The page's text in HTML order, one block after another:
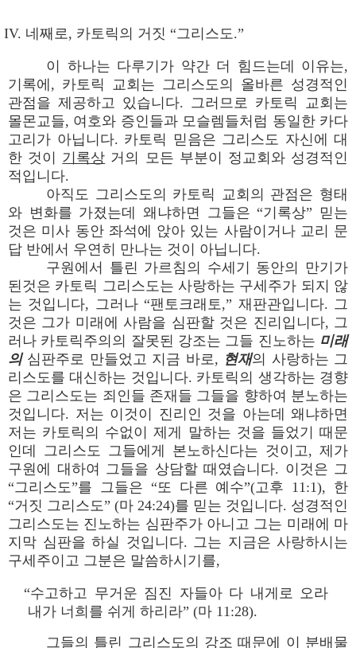
IV. 네째로, 카토릭의 거짓 “그리스도.”
이 하나는 다루기가 약간 더 힘드는데 이유는,
기록에, 카토릭 교회는 그리스도의 올바른 성경적인
관점을 제공하고 있습니다. 그러므로 카토릭 교회는
몰몬교들, 여호와 증인들과 모슬렘들처럼 동일한 카다
고리가 아닙니다. 카토릭 믿음은 그리스도 자신에 대
한 것이 기록상 거의 모든 부분이 정교회와 성경적인
적입니다.
아직도 그리스도의 카토릭 교회의 관점은 형태
와 변화를 가졌는데 왜냐하면 그들은 “기록상” 믿는
것은 미사 동안 좌석에 앉아 있는 사람이거나 교리 문
답 반에서 우연히 만나는 것이 아닙니다.
구원에서 틀린 가르침의 수세기 동안의 만기가
된것은 카토릭 그리스도는 사랑하는 구세주가 되지 않
는 것입니다, 그러나 “팬토크래토,” 재판관입니다. 그
것은 그가 미래에 사람을 심판할 것은 진리입니다, 그
러나 카토릭주의의 잘못된 강조는 그들 진노하는 미래
의심판주로 만들었고 지금 바로, 현재의 사랑하는 그
리스도를 대신하는 것입니다. 카토릭의 생각하는 경향
은 그리스도는 죄인들 존재들 그들을 향하여 분노하는
것입니다. 저는 이것이 진리인 것을 아는데 왜냐하면
저는 카토릭의 수없이 제게 말하는 것을 들었기 때문
인데 그리스도 그들에게 본노하신다는 것이고, 제가
구원에 대하여 그들을 상담할 때였습니다. 이것은 그
“그리스도”를 그들은 “또 다른 예수”(고후 11:1), 한
“거짓 그리스도” (마 24:24)를 믿는 것입니다. 성경적인
그리스도는 진노하는 심판주가 아니고 그는 미래에 마
지막 심판을 하실 것입니다. 그는 지금은 사랑하시는
구세주이고 그분은 말씀하시기를,
“수고하고 무거운 짐진 자들아 다 내게로 오라
내가 너희를 쉬게 하리라” (마 11:28).
그들의 틀린 그리스도의 강조 때문에 이 분배물